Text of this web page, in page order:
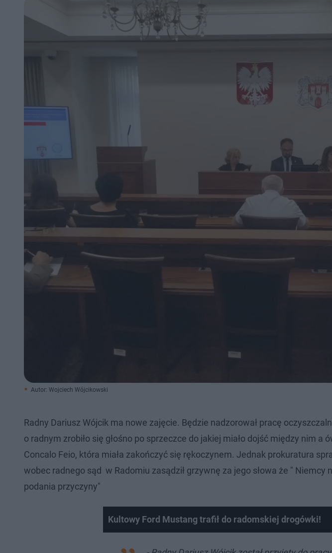
Autor: Wojciech Wójcikowski
Radny Dariusz Wójcik ma nowe zajęcie. Będzie nadzorował pracę
o radnym zrobiło się głośno po sprzeczce do jakiej miało dojść między nim a
Concalo Feio, która miała zakończyć się rękoczynem. Jednak prokuratura
wobec radnego sąd w Radomiu zasądził grzywnę za jego słowa że " Niemcy
podania przyczyny"
Kultowy Ford Mustang trafił do radomskiej drogówki!